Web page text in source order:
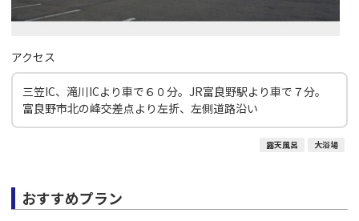
アクセス
三笠IC、滝川ICより車で６０分。JR富良野駅より車で７分。
富良野市北の峰交差点より左折、左側道路沿い
露天風呂 大浴場
おすすめプラン